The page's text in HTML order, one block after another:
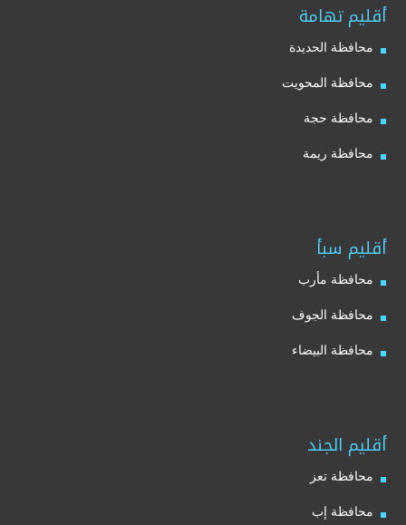
أقليم تهامة
محافظة الحديدة
محافظة المحويت
محافظة حجة
محافظة ريمة
أقليم سبأ
محافظة مأرب
محافظة الجوف
محافظة البيضاء
أقليم الجند
محافظة تعز
محافظة إب